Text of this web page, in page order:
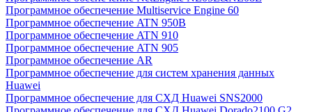
Программное обеспечение Multiservice Engine 60
Программное обеспечение ATN 950B
Программное обеспечение ATN 910
Программное обеспечение ATN 905
Программное обеспечение AR
Программное обеспечение для систем хранения данных
Huawei
Программное обеспечение для СХД Huawei SNS2000